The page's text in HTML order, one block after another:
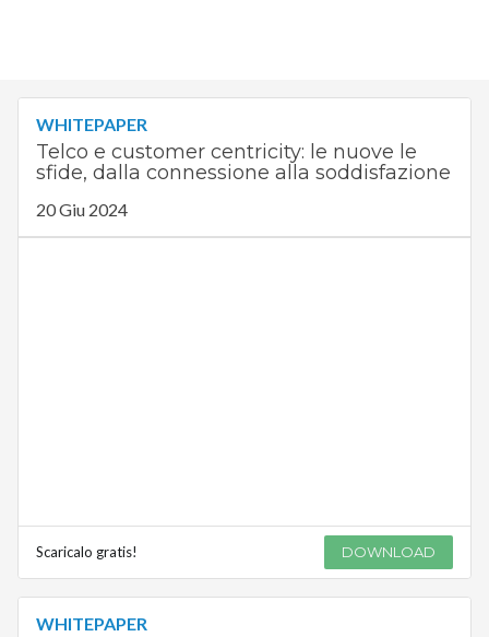
WHITEPAPER
Telco e customer centricity: le nuove le
sfide, dalla connessione alla soddisfazione
20 Giu 2024
Scaricalo gratis! DOWNLOAD
WHITEPAPER